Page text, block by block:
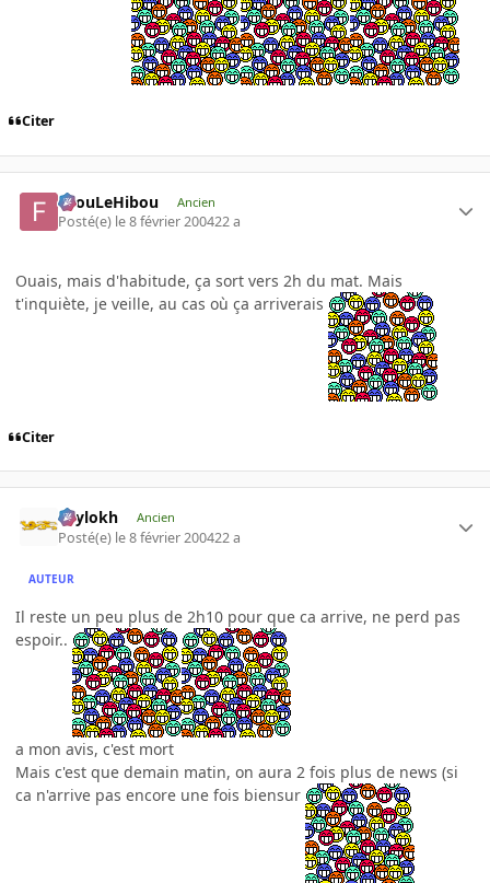
Citer
FilouLeHibou Ancien
Posté(e) le 8 février 200422 a
Ouais, mais d'habitude, ça sort vers 2h du mat. Mais
t'inquiète, je veille, au cas où ça arriverais
Citer
Psylokh Ancien
Posté(e) le 8 février 200422 a
AUTEUR
Il reste un peu plus de 2h10 pour que ca arrive, ne perd pas
espoir..
a mon avis, c'est mort
Mais c'est que demain matin, on aura 2 fois plus de news (si
ca n'arrive pas encore une fois biensur